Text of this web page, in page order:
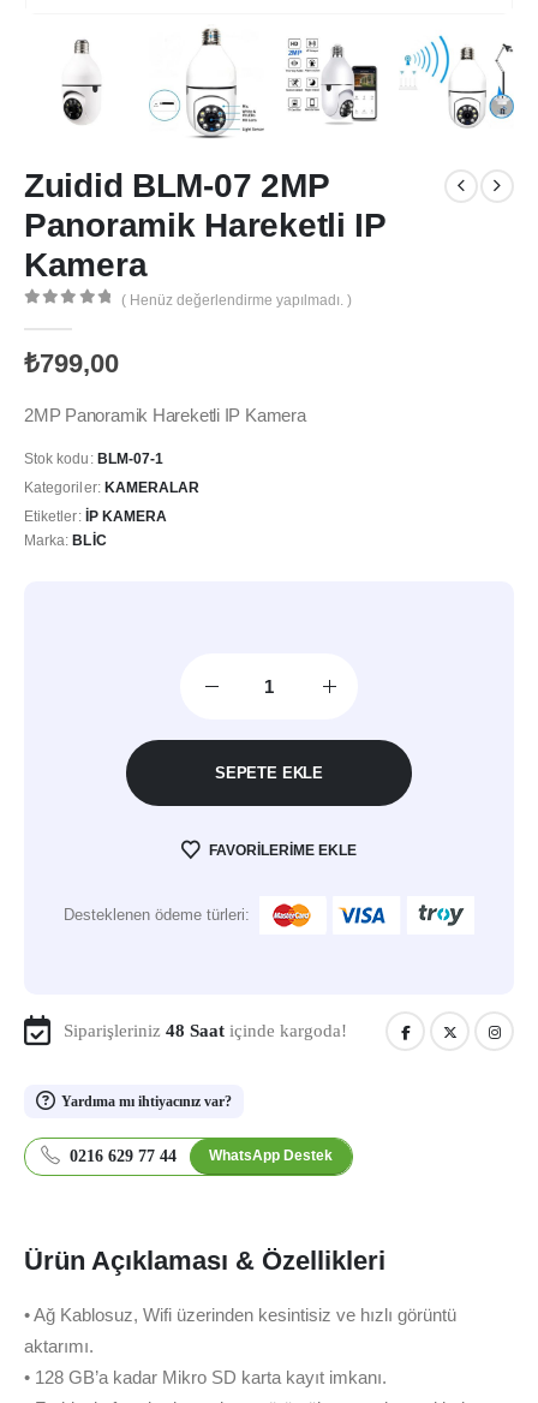
Zuidid BLM-07 2MP
Panoramik Hareketli IP
Kamera
( Henüz değerlendirme yapılmadı. )
₺799,00
2MP Panoramik Hareketli IP Kamera
Stok kodu: BLM-07-1
Kategoriler: KAMERALAR
Etiketler: İP KAMERA
Marka:BLIC
SEPETE EKLE
FAVORILERIME EKLE
Desteklenen ödeme türleri:
Siparişleriniz 48 Saat içinde kargoda!
Yardıma mı ihtiyacınız var?
0216 629 77 44 WhatsApp Destek
Ürün Açıklaması & Özellikleri
• Ağ Kablosuz, Wifi üzerinden kesintisiz ve hızlı görüntü
aktarımı.
• 128 GB’a kadar Mikro SD karta kayıt imkanı.